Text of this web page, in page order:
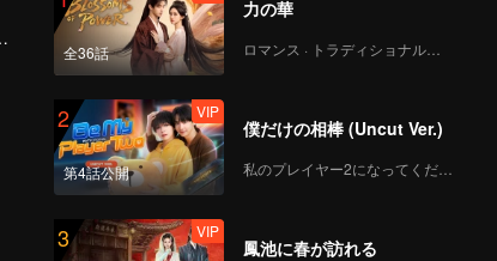
全36話
力の華
ロマンス · トラディショナル・コスチューム
2
第4話公開
VIP
僕だけの相棒 (Uncut Ver.)
私のプレイヤー2になってください
3 VIP
鳳池に春が訪れる